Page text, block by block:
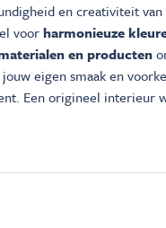
en creativiteit
voorharmonieuze
en producten
eigen smaak en
Een origineel interieur